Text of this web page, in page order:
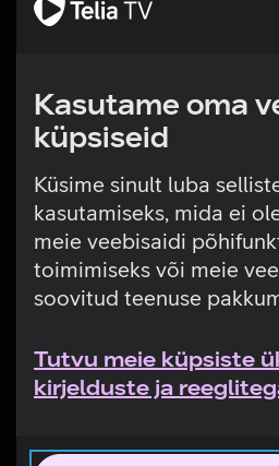
Kasutame oma
küpsiseid
Küsime sinult luba
kasutamiseks, mida ei
meie veebisaidi
toimimiseks või meie
soovitud teenuse
Tutvu meie küpsiste
kirjelduste ja